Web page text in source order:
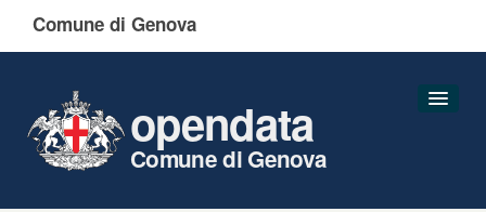
Comune di Genova
opendata
Comune di Genova